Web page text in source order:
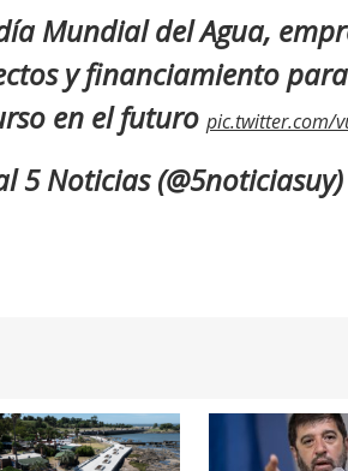
Mundial del Agua,
y financiamiento
en el futuro pic.twitter.com/
5 Noticias (@5noticiasuy)